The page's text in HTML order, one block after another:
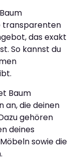
transparenten
das exakt
So kannst du
Baum
an, die deinen
gehören
deines
sowie die